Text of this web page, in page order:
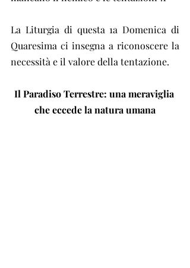
La Liturgia di questa 1a Domenica di
Quaresima ci insegna a riconoscere la
necessità e il valore della tentazione.
Il Paradiso Terrestre: una meraviglia
che eccede la natura umana